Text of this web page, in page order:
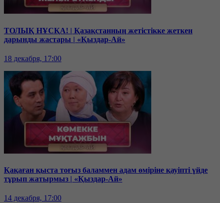
ТОЛЫҚ НҰСҚА! | Қазақстанның жетістікке жеткен
дарынды жастары | «Қыздар-Ай»
18 декабря, 17:00
Қақаған қыста тоғыз баламмен адам өміріне қауіпті үйде
тұрып жатырмыз | «Қыздар-Ай»
14 декабря, 17:00